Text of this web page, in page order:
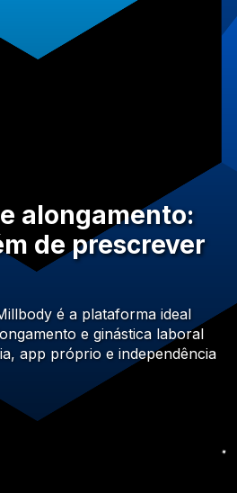
alongamento:
de prescrever
é a plataforma ideal
e ginástica laboral
app próprio e independência